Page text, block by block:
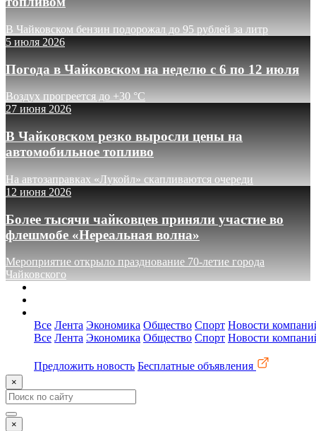
В Чайковском бензин подорожал до 95 рублей за литр
5 июля 2026
Погода в Чайковском на неделю с 6 по 12 июля
Воздух прогреется до +30 °C
27 июня 2026
В Чайковском резко выросли цены на
автомобильное топливо
На автозаправках «Лукойл» скапливаются очереди
12 июня 2026
Более тысячи чайковцев приняли участие во
флешмобе «Нереальная волна»
Мероприятие открыло празднование 70-летие города
Чайковского
Все Лента Экономика Общество Спорт Новости
Все Лента Экономика Общество Спорт Новости
Предложить новость Бесплатные объявления
×
×